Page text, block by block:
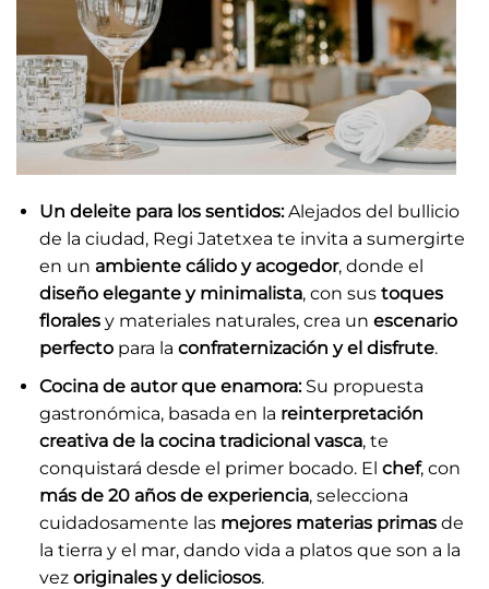
Un deleite para los sentidos:Alejados del bullicio
de la ciudad, Regi Jatetxea te invita a sumergirte
en un ambiente cálido y acogedor, donde el
diseño elegante y minimalista, con sus toques
floralesy materiales naturales, crea un escenario
perfectopara la confraternización y el disfrute.
Cocina de autor que enamora: Su propuesta
gastronómica, basada en la reinterpretación
creativa de la cocina tradicional vasca, te
conquistará desde el primer bocado. El chef, con
más de 20 años de experiencia, selecciona
cuidadosamente las mejores materias primasde
la tierra y el mar, dando vida a platos que son a la
vez originales y deliciosos.